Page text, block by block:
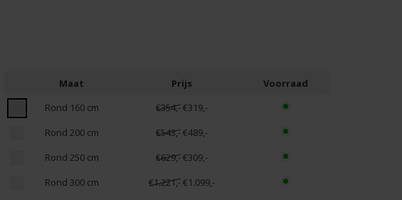
Maat Prijs
Voorraad
Rond 160 cm
€354,-€319,-
Rond 200 cm
€543,-€489,-
Rond 250 cm
€629,-€309,-
Rond 300 cm
€1.221,-€1.099,-